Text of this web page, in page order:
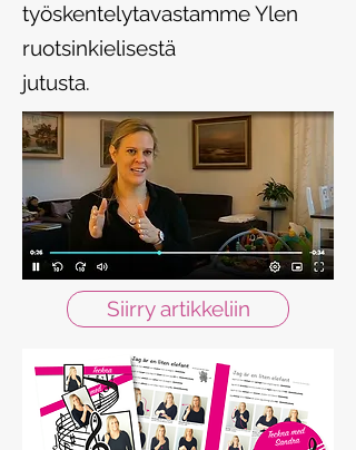
työskentelytavastamme Ylen
ruotsinkielisestä
jutusta.
Siirry artikkeliin